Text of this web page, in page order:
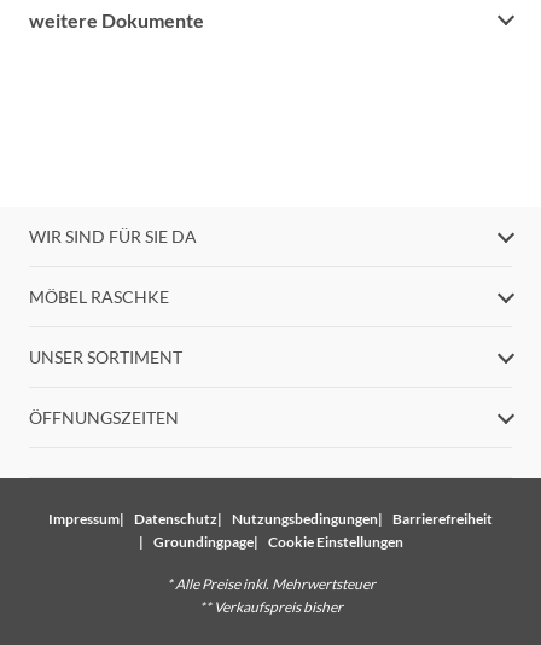
weitere Dokumente
WIR SIND FÜR SIE DA
MÖBEL RASCHKE
UNSER SORTIMENT
ÖFFNUNGSZEITEN
Impressum Datenschutz Nutzungsbedingungen
Barrierefreiheit
Groundingpage
Cookie Einstellungen
* Alle Preise inkl. Mehrwertsteuer
** Verkaufspreis bisher